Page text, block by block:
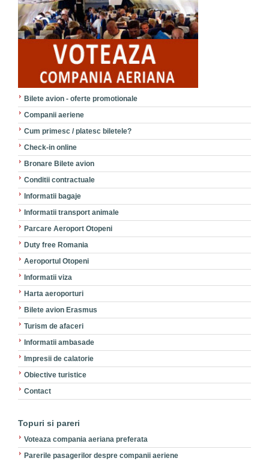
Bilete avion - oferte promotionale
Companii aeriene
Cum primesc / platesc biletele?
Check-in online
Bronare Bilete avion
Conditii contractuale
Informatii bagaje
Informatii transport animale
Parcare Aeroport Otopeni
Duty free Romania
Aeroportul Otopeni
Informatii viza
Harta aeroporturi
Bilete avion Erasmus
Turism de afaceri
Informatii ambasade
Impresii de calatorie
Obiective turistice
Contact
Topuri si pareri
Voteaza compania aeriana preferata
Parerile pasagerilor despre companii aeriene